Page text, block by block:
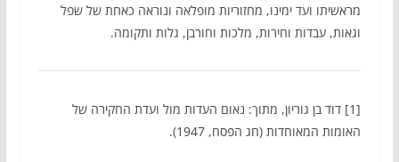
מראשיתו ועד ימינו, מחזוריות מופלאה ונוראה כאחת של שפל
וגאות, עבדות וחירות, מלכות וחורבן, גלות ותקומה.
[1] דוד בן גוריון, מתוך: נאום העדות מול ועדת החקירה של
האומות המאוחדות (חג הפסח, 1947).